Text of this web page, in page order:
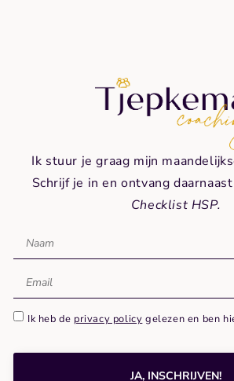
Ik stuur je graag mijn
Schrijf je in en ontvang
Checklist HSP.
Ik heb de privacy policy gelezen en ben
JA, INSCHRIJVEN!